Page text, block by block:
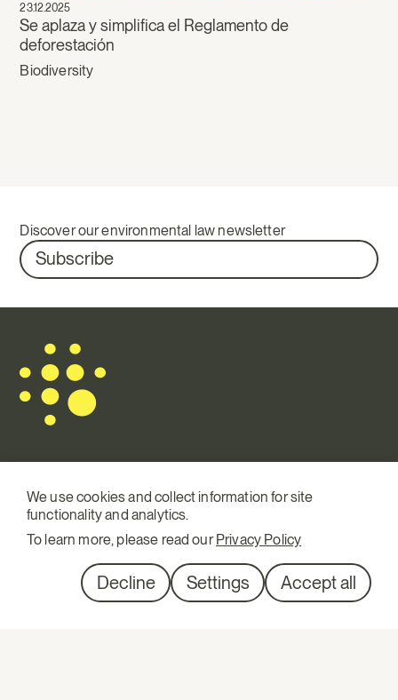
23.12.2025
Se aplaza y simplifica el Reglamento de
deforestación
Biodiversity
Discover our environmental law newsletter
Subscribe
Mail.
info@terraqui.com
Tel.
+34 934 146 307
Diagonal 527, 1º 1ª
08029 Barcelona
SM Linkedin
We use cookies and collect information for site
functionality and analytics.
To learn more, please read ourPrivacy Policy
Decline Settings Accept all